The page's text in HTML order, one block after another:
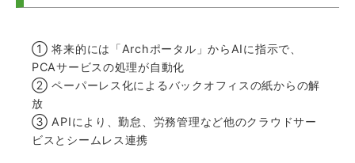
① 将来的には「Archポータル」からAIに指示で、
PCAサービスの処理が自動化
② ペーパーレス化によるバックオフィスの紙からの解
放
③ APIにより、勤怠、労務管理など他のクラウドサー
ビスとシームレス連携